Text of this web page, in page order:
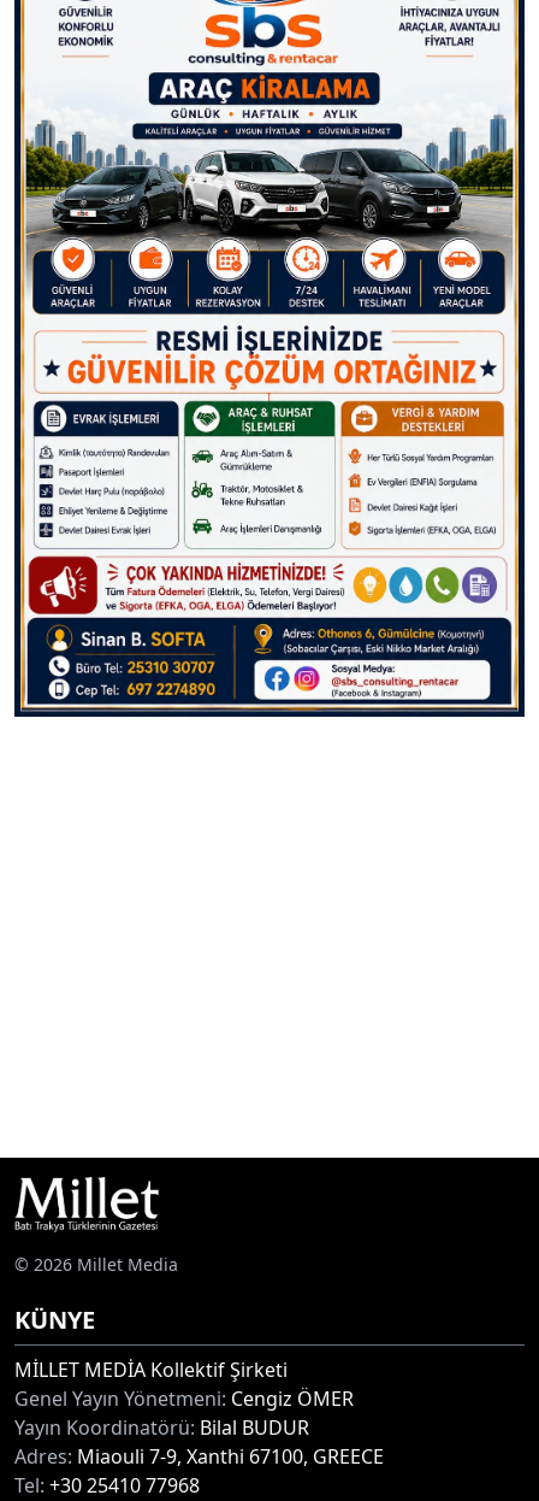
© 2026 Millet Media
KÜNYE
MİLLET MEDİA Kollektif Şirketi
Genel Yayın Yönetmeni: Cengiz ÖMER
Yayın Koordinatörü: Bilal BUDUR
Adres: Miaouli 7-9, Xanthi 67100, GREECE
Tel: +30 25410 77968